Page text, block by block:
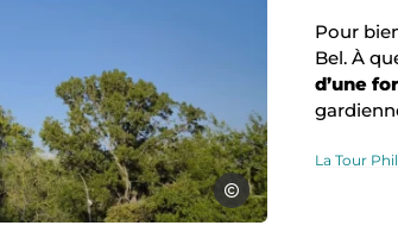
Pour
Bel. À
d’une
La Tour
C.Poirier OTGA